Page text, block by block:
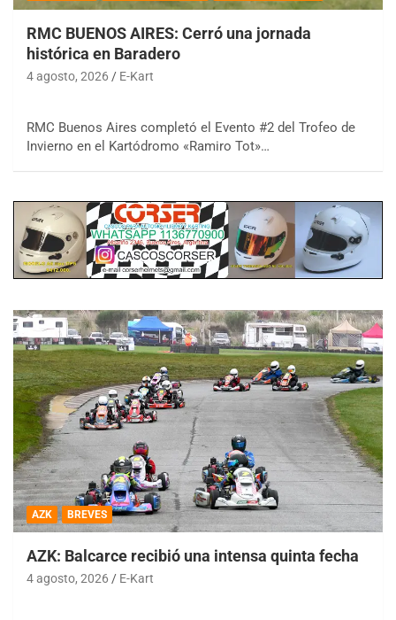
RMC BUENOS AIRES: Cerró una jornada
histórica en Baradero
4 agosto, 2026 E-Kart
RMC Buenos Aires completó el Evento #2 del Trofeo de
Invierno en el Kartódromo «Ramiro Tot»…
AZK BREVES
AZK: Balcarce recibió una intensa quinta fecha
4 agosto, 2026 E-Kart